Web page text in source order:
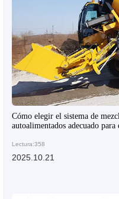
Cómo elegir el sistema de
autoalimentados adecuado
Lectura:358
2025.10.21